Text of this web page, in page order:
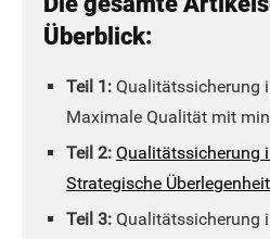
Überblick:
Teil 1: Qualitätssicherung
Maximale Qualität mit
Teil 2: Qualitätssicherung
Strategische Überlegenheit
Teil 3: Qualitätssicherung